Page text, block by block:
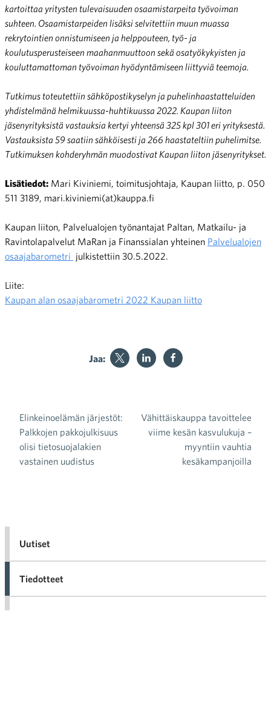
kartoittaa yritysten tulevaisuuden osaamistarpeita työvoiman
suhteen. Osaamistarpeiden lisäksi selvitettiin muun muassa
rekrytointien onnistumiseen ja helppouteen, työ- ja
koulutusperusteiseen maahanmuuttoon sekä osatyökykyisten ja
kouluttamattoman työvoiman hyödyntämiseen liittyviä teemoja.
Tutkimus toteutettiin sähköpostikyselyn ja puhelinhaastatteluiden
yhdistelmänä helmikuussa-huhtikuussa 2022. Kaupan liiton
jäsenyrityksistä vastauksia kertyi yhteensä 325 kpl 301 eri yrityksestä.
Vastauksista 59 saatiin sähköisesti ja 266 haastateltiin puhelimitse.
Tutkimuksen kohderyhmän muodostivat Kaupan liiton jäsenyritykset.
Lisätiedot: Mari Kiviniemi, toimitusjohtaja, Kaupan liitto, p. 050
511 3189, mari.kiviniemi(at)kauppa.fi
Kaupan liiton, Palvelualojen työnantajat Paltan, Matkailu- ja
Ravintolapalvelut MaRan ja Finanssialan yhteinen Palvelualojen
osaajabarometri julkistettiin 30.5.2022.
Liite:
Kaupan alan osaajabarometri 2022 Kaupan liitto
Jaa:
Artikkelien selaus
Elinkeinoelämän järjestöt:
Palkkojen pakkojulkisuus
olisi tietosuojalakien
vastainen uudistus
Vähittäiskauppa tavoittelee
viime kesän kasvulukuja –
myyntiin vauhtia
kesäkampanjoilla
Uutiset
Tiedotteet